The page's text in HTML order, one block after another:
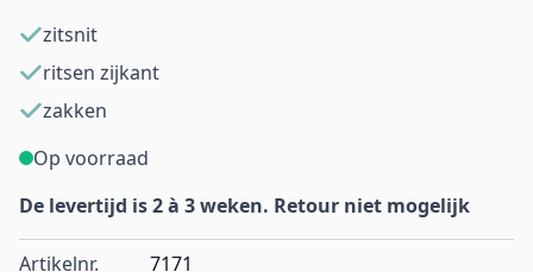
zitsnit
ritsen zijkant
zakken
Op voorraad
De levertijd is 2 à 3 weken. Retour niet mogelijk
Artikelnr. 7171